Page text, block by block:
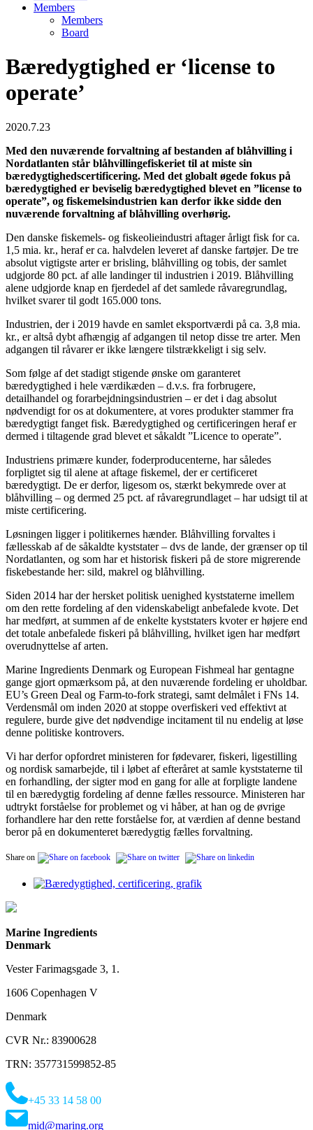
Members
Members
Board
Bæredygtighed er ‘license to
operate’
2020.7.23
Med den nuværende forvaltning af bestanden af blåhvilling i
Nordatlanten står blåhvillingefiskeriet til at miste sin
bæredygtighedscertificering. Med det globalt øgede fokus på
bæredygtighed er beviselig bæredygtighed blevet en ”license to
operate”, og fiskemelsindustrien kan derfor ikke sidde den
nuværende forvaltning af blåhvilling overhørig.
Den danske fiskemels- og fiskeolieindustri aftager årligt fisk for ca.
1,5 mia. kr., heraf er ca. halvdelen leveret af danske fartøjer. De tre
absolut vigtigste arter er brisling, blåhvilling og tobis, der samlet
udgjorde 80 pct. af alle landinger til industrien i 2019. Blåhvilling
alene udgjorde knap en fjerdedel af det samlede råvaregrundlag,
hvilket svarer til godt 165.000 tons.
Industrien, der i 2019 havde en samlet eksportværdi på ca. 3,8 mia.
kr., er altså dybt afhængig af adgangen til netop disse tre arter. Men
adgangen til råvarer er ikke længere tilstrækkeligt i sig selv.
Som følge af det stadigt stigende ønske om garanteret
bæredygtighed i hele værdikæden – d.v.s. fra forbrugere,
detailhandel og forarbejdningsindustrien – er det i dag absolut
nødvendigt for os at dokumentere, at vores produkter stammer fra
bæredygtigt fanget fisk. Bæredygtighed og certificeringen heraf er
dermed i tiltagende grad blevet et såkaldt ”Licence to operate”.
Industriens primære kunder, foderproducenterne, har således
forpligtet sig til alene at aftage fiskemel, der er certificeret
bæredygtigt. De er derfor, ligesom os, stærkt bekymrede over at
blåhvilling – og dermed 25 pct. af råvaregrundlaget – har udsigt til at
miste certificering.
Løsningen ligger i politikernes hænder. Blåhvilling forvaltes i
fællesskab af de såkaldte kyststater – dvs de lande, der grænser op til
Nordatlanten, og som har et historisk fiskeri på de store migrerende
fiskebestande her: sild, makrel og blåhvilling.
Siden 2014 har der hersket politisk uenighed kyststaterne imellem
om den rette fordeling af den videnskabeligt anbefalede kvote. Det
har medført, at summen af de enkelte kyststaters kvoter er højere end
det totale anbefalede fiskeri på blåhvilling, hvilket igen har medført
overudnyttelse af arten.
Marine Ingredients Denmark og European Fishmeal har gentagne
gange gjort opmærksom på, at den nuværende fordeling er uholdbar.
EU’s Green Deal og Farm-to-fork strategi, samt delmålet i FNs 14.
Verdensmål om inden 2020 at stoppe overfiskeri ved effektivt at
regulere, burde give det nødvendige incitament til nu endelig at løse
denne politiske kontrovers.
Vi har derfor opfordret ministeren for fødevarer, fiskeri, ligestilling
og nordisk samarbejde, til i løbet af efteråret at samle kyststaterne til
en forhandling, der sigter mod en gang for alle at forpligte landene
til en bæredygtig fordeling af denne fælles ressource. Ministeren har
udtrykt forståelse for problemet og vi håber, at han og de øvrige
forhandlere har den rette forståelse for, at værdien af denne bestand
beror på en dokumenteret bæredygtig fælles forvaltning.
Share on
Marine Ingredients
Denmark
Vester Farimagsgade 3, 1.
1606 Copenhagen V
Denmark
CVR Nr.: 83900628
TRN: 357731599852-85
+45 33 14 58 00
mid@maring.org